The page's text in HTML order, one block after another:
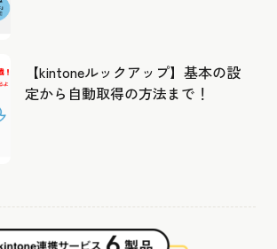
【kintoneルックアップ】基本の設
定から自動取得の方法まで！